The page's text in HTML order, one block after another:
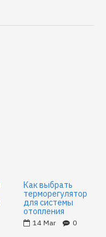
Как выбрать
терморегулятор
для системы
отопления
14 Mar 0